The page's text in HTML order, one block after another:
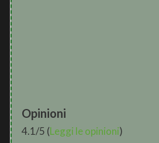
Opinioni
4.1/5 (Leggi le opinioni)